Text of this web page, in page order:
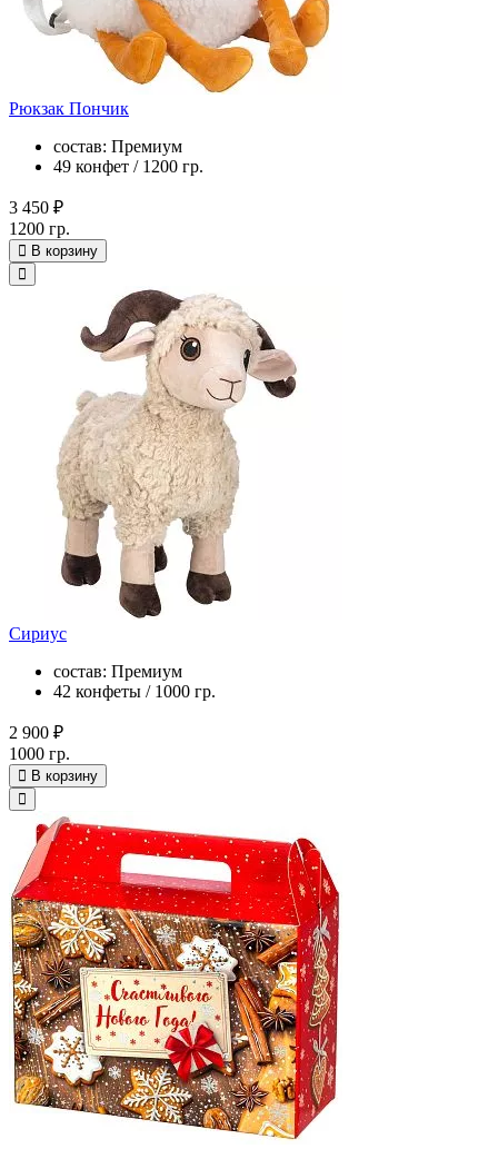
Рюкзак Пончик
состав: Премиум
49 конфет / 1200 гр.
3 450 ₽
1200 гр.
В корзину
Сириус
состав: Премиум
42 конфеты / 1000 гр.
2 900 ₽
1000 гр.
В корзину